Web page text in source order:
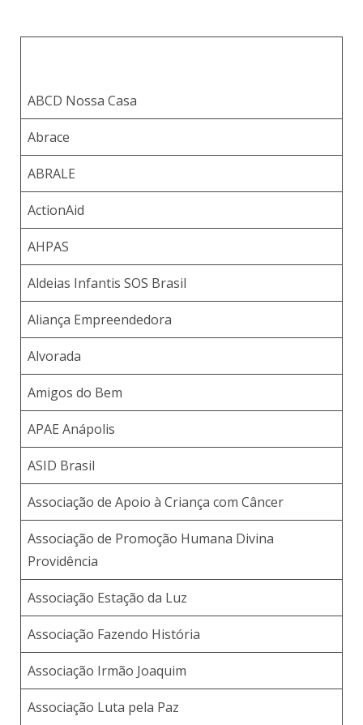
ABCD Nossa Casa
Abrace
ABRALE
ActionAid
AHPAS
Aldeias Infantis SOS Brasil
Aliança Empreendedora
Alvorada
Amigos do Bem
APAE Anápolis
ASID Brasil
Associação de Apoio à Criança com Câncer
Associação de Promoção Humana Divina
Providência
Associação Estação da Luz
Associação Fazendo História
Associação Irmão Joaquim
Associação Luta pela Paz